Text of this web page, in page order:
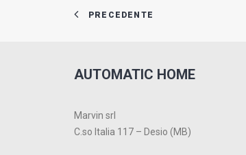
PRECEDENTE
AUTOMATIC HOME
Marvin srl
C.so Italia 117 – Desio (MB)